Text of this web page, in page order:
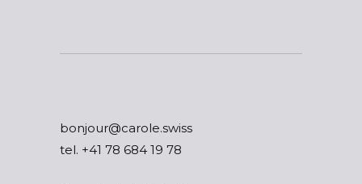
ssiws.elorac@ruojnob
tel. 87 91 486 87 14+